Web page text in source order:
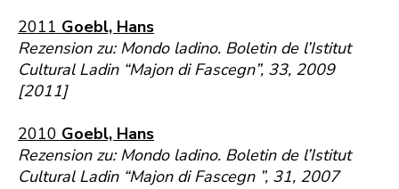
2011 Goebl, Hans
Rezension zu: Mondo ladino. Boletin de l’Istitut
Cultural Ladin “Majon di Fascegn”, 33, 2009
[2011]
2010 Goebl, Hans
Rezension zu: Mondo ladino. Boletin de l’Istitut
Cultural Ladin “Majon di Fascegn ”, 31, 2007